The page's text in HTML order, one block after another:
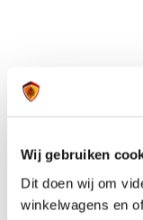
Wij gebruiken
Dit doen wij om
winkelwagens en